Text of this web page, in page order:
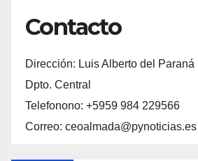
Contacto
Dirección: Luis Alberto del Paraná
Dpto. Central
Telefonono: +5959 984 229566
Correo: ceoalmada@pynoticias.es